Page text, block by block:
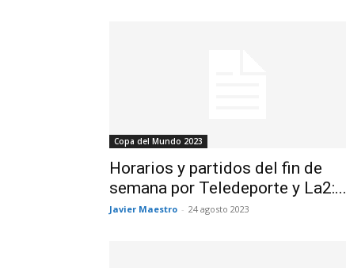
Copa del Mundo 2023
Horarios y partidos del fin de
semana por Teledeporte y La2:...
Javier Maestro - 24 agosto 2023